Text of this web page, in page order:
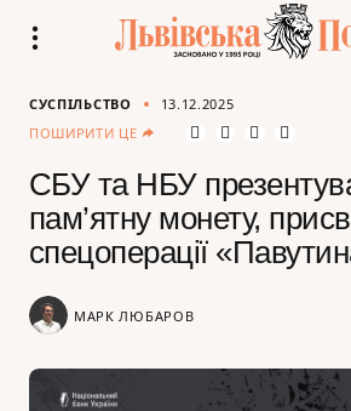
СУСПІЛЬСТВО
13.12.2025
ПОШИРИТИ ЦЕ
СБУ та НБУ
пам’ятну монету,
спецоперації
МАРК ЛЮБАРОВ